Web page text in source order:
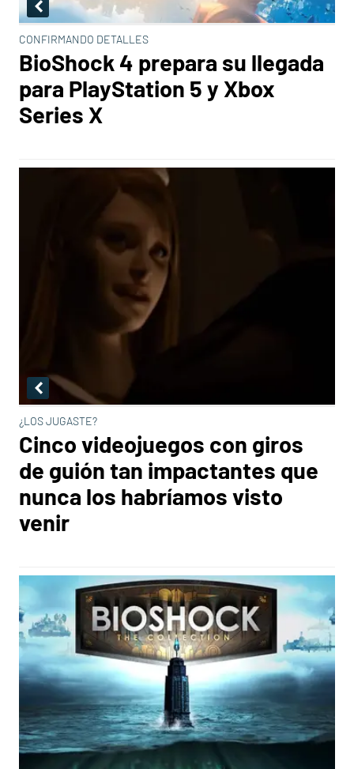
CONFIRMANDO DETALLES
BioShock 4 prepara su llegada
para PlayStation 5 y Xbox
Series X
¿LOS JUGASTE?
Cinco videojuegos con giros
de guión tan impactantes que
nunca los habríamos visto
venir